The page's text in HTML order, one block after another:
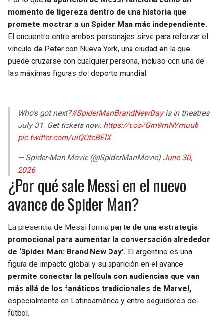
momento de ligereza dentro de una historia que
promete mostrar a un Spider Man más independiente.
El encuentro entre ambos personajes sirve para reforzar el
vínculo de Peter con Nueva York, una ciudad en la que
puede cruzarse con cualquier persona, incluso con una de
las máximas figuras del deporte mundial.
Who’s got next?#SpiderManBrandNewDayis in theatres
July 31. Get tickets now. https://t.co/Gm9mNYmuub
pic.twitter.com/uiQOtcBElX
— Spider-Man Movie (@SpiderManMovie) June 30,
2026
¿Por qué sale Messi en el nuevo
avance de Spider Man?
La presencia de Messi forma parte de una estrategia
promocional para aumentar la conversación alrededor
de ‘Spider Man: Brand New Day’. El argentino es una
figura de impacto global y su aparición en el avance
permite conectar la película con audiencias que van
más allá de los fanáticos tradicionales de Marvel,
especialmente en Latinoamérica y entre seguidores del
fútbol.